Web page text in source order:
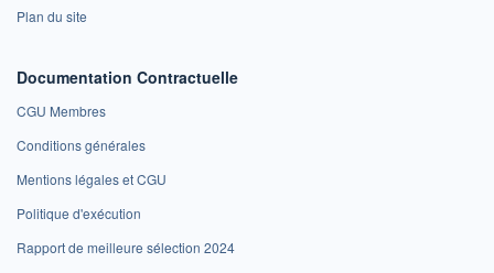
Plan du site
Documentation Contractuelle
CGU Membres
Conditions générales
Mentions légales et CGU
Politique d'exécution
Rapport de meilleure sélection 2024